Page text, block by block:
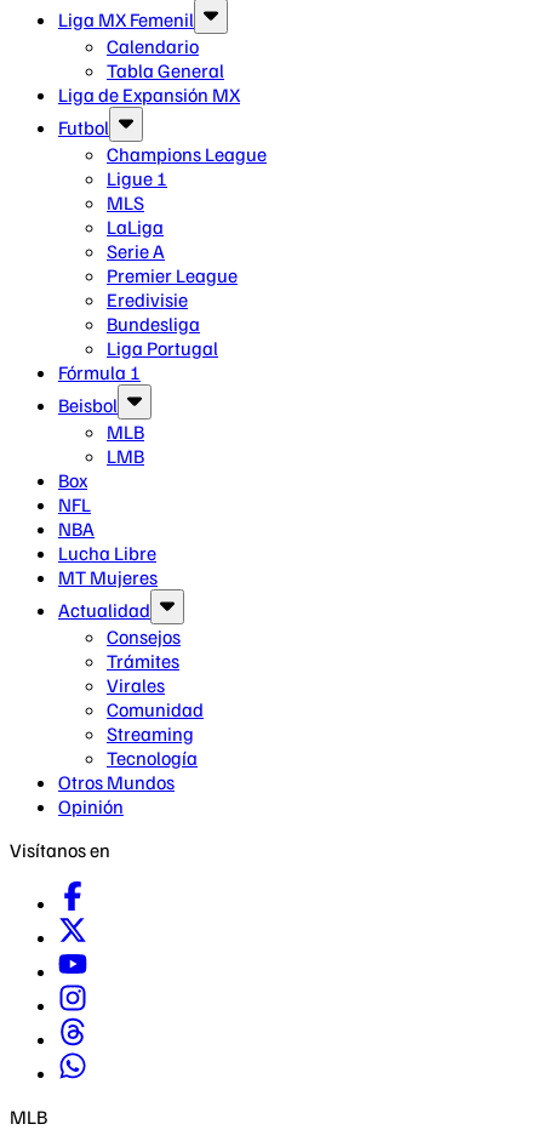
Liga MX Femenil
Calendario
Tabla General
Liga de Expansión MX
Futbol
Champions League
Ligue 1
MLS
LaLiga
Serie A
Premier League
Eredivisie
Bundesliga
Liga Portugal
Fórmula 1
Beisbol
MLB
LMB
Box
NFL
NBA
Lucha Libre
MT Mujeres
Actualidad
Consejos
Trámites
Virales
Comunidad
Streaming
Tecnología
Otros Mundos
Opinión
Visítanos en
MLB